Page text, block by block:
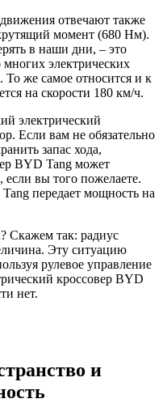
отвечают также
момент (680 Нм).
в наши дни, – это
многих электрических
То же самое относится и к
на скорости 180 км/ч.
электрический
Если вам не обязательно
запас хода,
BYD Tang может
если вы того пожелаете.
передает мощность на
Скажем так: радиус
Эту ситуацию
рулевое управление
кроссовер BYD
нет.
и